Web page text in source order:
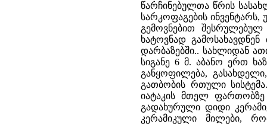
წარჩინებულთა წრის
სარკოფაგების
გემოვნებით შესრულებულ
ხატოვნად
დარბაზებში.. სახლიდან
სიგანე 6 მ. აბანო ერთ
განყოფილება,
გათბობის რთული
იატაკის მთელ ფართობზე
გადახურული დიდი
კერამიკული მილები,